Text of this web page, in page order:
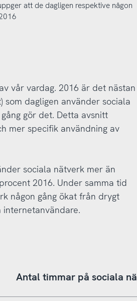
att de dagligen respektive någon
vår vardag. 2016 är det nästan
dagligen använder sociala
gör det. Detta avsnitt
mer specifik användning av
sociala nätverk mer än
2016. Under samma tid
någon gång ökat från drygt
Antal timmar på sociala